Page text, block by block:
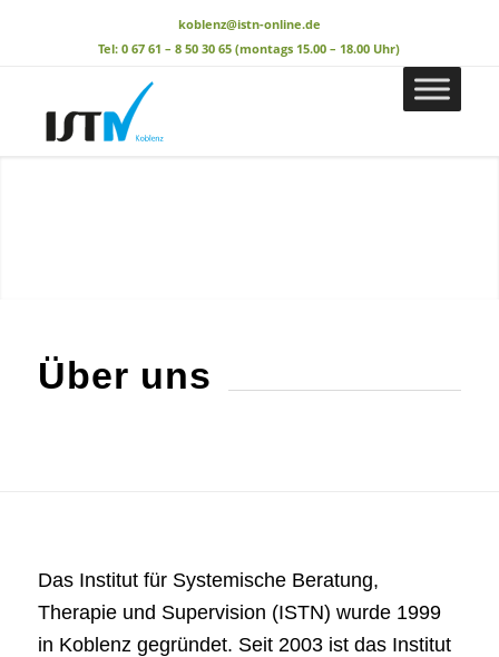
koblenz@istn-online.de
Tel: 0 67 61 – 8 50 30 65 (montags 15.00 – 18.00 Uhr)
Über uns
Das Institut für Systemische Beratung,
Therapie und Supervision (ISTN) wurde 1999
in Koblenz gegründet. Seit 2003 ist das Institut